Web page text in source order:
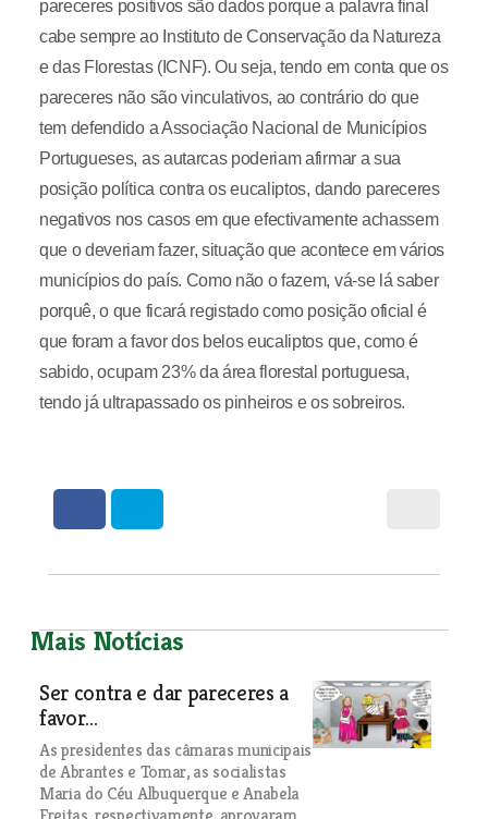
pareceres positivos são dados porque a palavra final
cabe sempre ao Instituto de Conservação da Natureza
e das Florestas (ICNF). Ou seja, tendo em conta que os
pareceres não são vinculativos, ao contrário do que
tem defendido a Associação Nacional de Municípios
Portugueses, as autarcas poderiam afirmar a sua
posição política contra os eucaliptos, dando pareceres
negativos nos casos em que efectivamente achassem
que o deveriam fazer, situação que acontece em vários
municípios do país. Como não o fazem, vá-se lá saber
porquê, o que ficará registado como posição oficial é
que foram a favor dos belos eucaliptos que, como é
sabido, ocupam 23% da área florestal portuguesa,
tendo já ultrapassado os pinheiros e os sobreiros.
Mais Notícias
Ser contra e dar pareceres a
favor...
As presidentes das câmaras municipais
de Abrantes e Tomar, as socialistas
Maria do Céu Albuquerque e Anabela